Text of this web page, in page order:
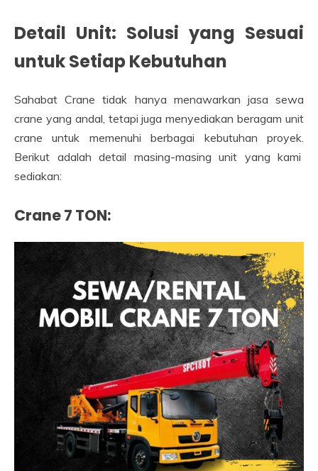
Detail Unit: Solusi yang Sesuai
untuk Setiap Kebutuhan
Sahabat Crane tidak hanya menawarkan jasa sewa
crane yang andal, tetapi juga menyediakan beragam unit
crane untuk memenuhi berbagai kebutuhan proyek.
Berikut adalah detail masing-masing unit yang kami
sediakan:
Crane 7 TON: